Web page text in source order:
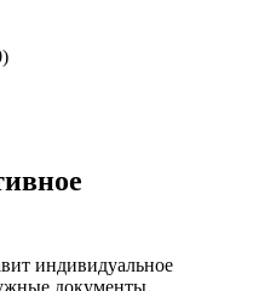
индивидуальное